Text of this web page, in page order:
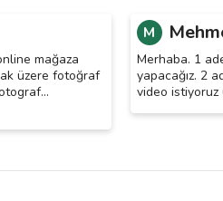
mağaza
üzere fotoğraf
…
M
Merhaba. 1
yapacağız. 2
video istiyoruz